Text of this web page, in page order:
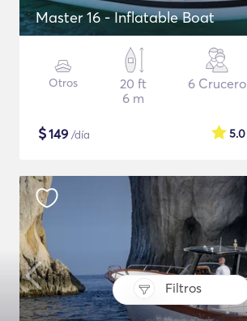
Filtros
Master 16 - Inflatable Boat
Otros
20 ft
6 m
6 Crucero
$149 /día 5.0